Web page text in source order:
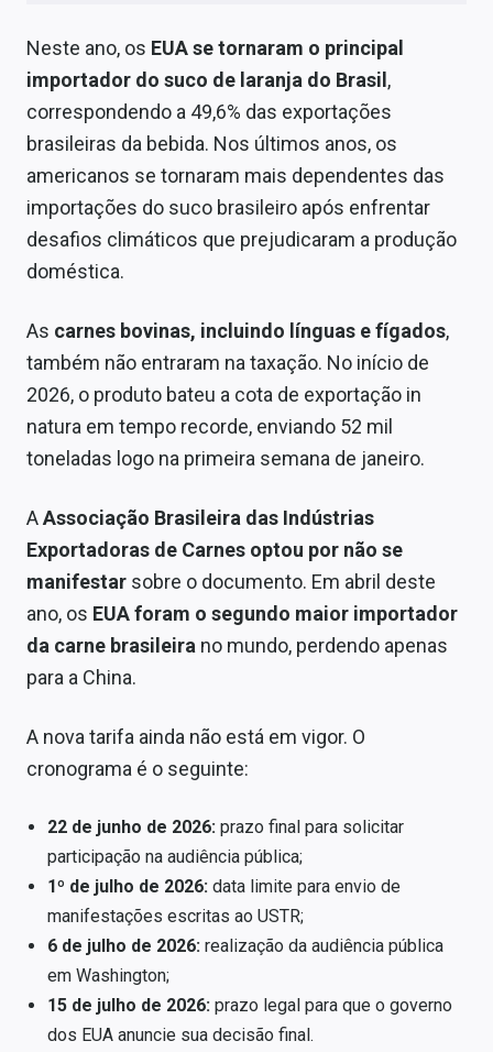
Neste ano, os EUA se tornaram o principal
importador do suco de laranja do Brasil ,
correspondendo a 49,6% das exportações
brasileiras da bebida. Nos últimos anos, os
americanos se tornaram mais dependentes das
importações do suco brasileiro após enfrentar
desafios climáticos que prejudicaram a produção
doméstica.
As carnes bovinas, incluindo línguas e fígados,
também não entraram na taxação. No início de
2026, o produto bateu a cota de exportação in
natura em tempo recorde, enviando 52 mil
toneladas logo na primeira semana de janeiro.
AAssociação Brasileira das Indústrias
Exportadoras de Carnes optou por não se
manifestar sobre o documento. Em abril deste
ano, os EUA foram o segundo maior importador
da carne brasileira no mundo, perdendo apenas
para a China.
A nova tarifa ainda não está em vigor. O
cronograma é o seguinte:
22 de junho de 2026: prazo final para solicitar
participação na audiência pública;
1º de julho de 2026: data limite para envio de
manifestações escritas ao USTR;
6 de julho de 2026: realização da audiência pública
em Washington;
15 de julho de 2026: prazo legal para que o governo
dos EUA anuncie sua decisão final.